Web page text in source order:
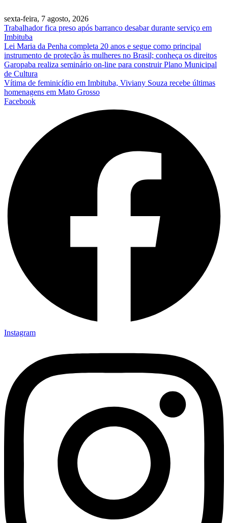
sexta-feira, 7 agosto, 2026
Trabalhador fica preso após barranco desabar durante serviço em
Imbituba
Lei Maria da Penha completa 20 anos e segue como principal
instrumento de proteção às mulheres no Brasil; conheça os direitos
Garopaba realiza seminário on-line para construir Plano Municipal
de Cultura
Vítima de feminicídio em Imbituba, Viviany Souza recebe últimas
homenagens em Mato Grosso
Facebook
Instagram